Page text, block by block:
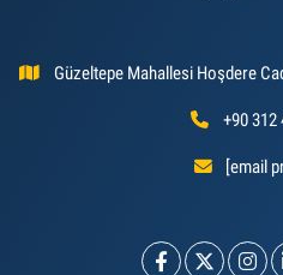
Güzeltepe Mahallesi Hoşdere
+90 312
[email